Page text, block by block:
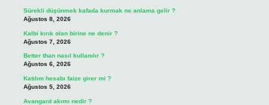
Sürekli düşünmek kafada kurmak ne anlama gelir ?
Ağustos 8, 2026
Kalbi kırık olan birine ne denir ?
Ağustos 7, 2026
Better than nasıl kullanılır ?
Ağustos 6, 2026
Katılım hesabı faize girer mi ?
Ağustos 5, 2026
Avangard akımı nedir ?